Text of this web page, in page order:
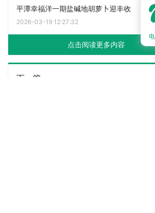
平潭幸福洋一期盐碱地胡萝卜迎丰收
2026-03-19 12:27:32
点击阅读更多内容
下一篇